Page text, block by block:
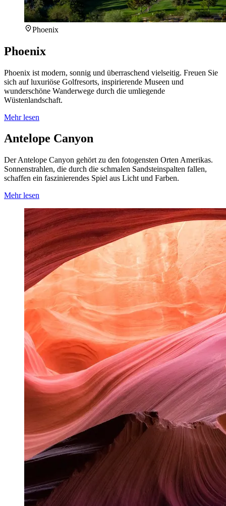
Phoenix
Phoenix
Phoenix ist modern, sonnig und überraschend vielseitig. Freuen Sie
sich auf luxuriöse Golfresorts, inspirierende Museen und
wunderschöne Wanderwege durch die umliegende
Wüstenlandschaft.
Mehr lesen
Antelope Canyon
Der Antelope Canyon gehört zu den fotogensten Orten Amerikas.
Sonnenstrahlen, die durch die schmalen Sandsteinspalten fallen,
schaffen ein faszinierendes Spiel aus Licht und Farben.
Mehr lesen